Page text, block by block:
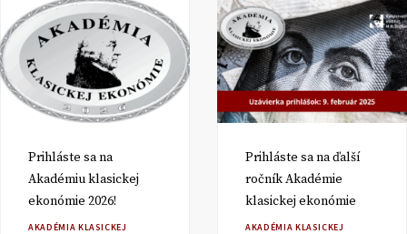
Prihláste sa na
Akadémiu klasickej
ekonómie 2026!
AKADÉMIA KLASICKEJ
Prihláste sa na ďalší
ročník Akadémie
klasickej ekonómie
AKADÉMIA KLASICKEJ